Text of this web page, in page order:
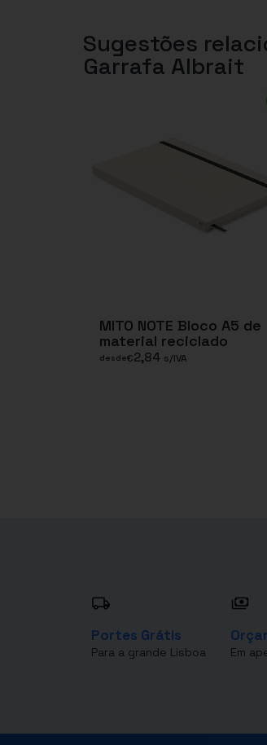
Sugestões
Garrafa Albrait
MITO NOTE Bloco A5 de
material reciclado
desde€2,84 s/IVA
Portes Grátis
Para a grande Lisboa Em